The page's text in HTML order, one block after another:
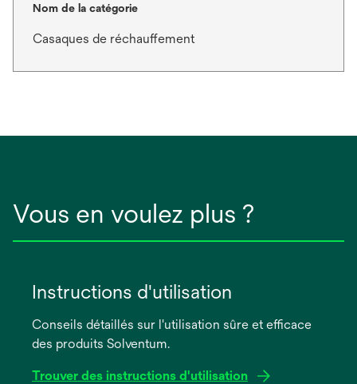
Nom de la catégorie
Casaques de réchauffement
Vous en voulez plus ?
Instructions d'utilisation
Conseils détaillés sur l'utilisation sûre et efficace
des produits Solventum.
Trouver des instructions d'utilisation